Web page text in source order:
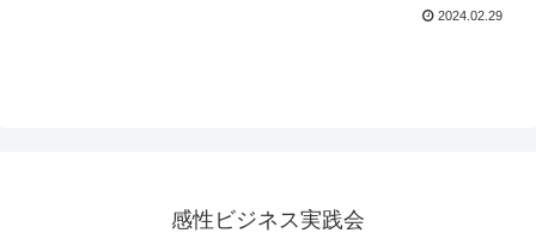
2024.02.29
感性ビジネス実践会